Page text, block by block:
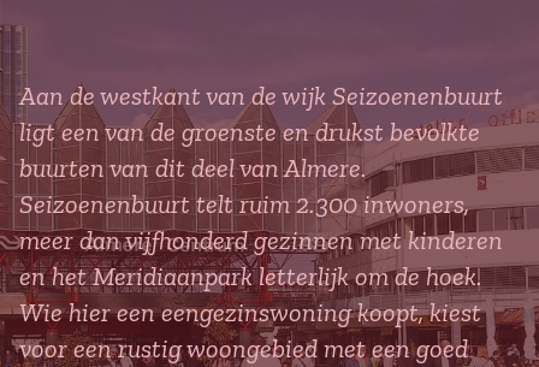
Aan de westkant van de wijk Seizoenenbuurt
ligt een van de groenste en drukst bevolkte
buurten van dit deel van Almere.
Seizoenenbuurt telt ruim 2.300 inwoners,
meer dan vijfhonderd gezinnen met kinderen
en het Meridiaanpark letterlijk om de hoek.
Wie hier een eengezinswoning koopt, kiest
voor een rustig woongebied met een goed